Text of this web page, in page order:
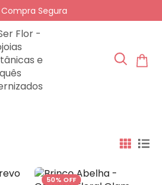
Compra Segura
50% OFF